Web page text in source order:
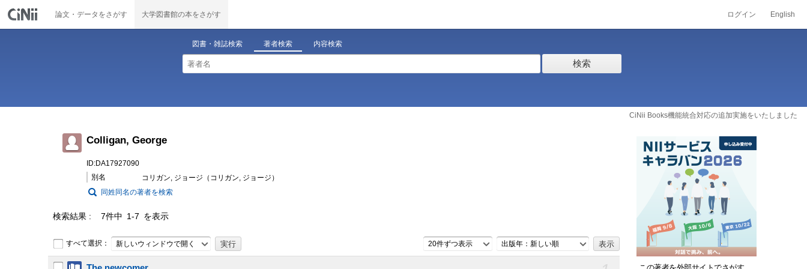
論文・データをさがす 大学図書館の本をさがす ログイン English
図書・雑誌検索 著者検索 内容検索
検索
CiNii Books機能統合対応の追加実施をいたしました
Colligan, George
ID:DA17927090
別名
コリガン, ジョージ（コリガン, ジョージ）
同姓同名の著者を検索
検索結果 7件中 1-7 を表示
すべて選択： 新しいウィンドウで開く 20件ずつ表示 出版年：新しい順